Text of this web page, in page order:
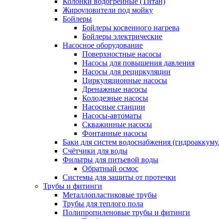
Жироуловители под мойку
Бойлеры
Бойлеры косвенного нагрева
Бойлеры электрические
Насосное оборудование
Поверхностные насосы
Насосы для повышения давления
Насосы для рециркуляции
Циркуляционные насосы
Дренажные насосы
Колодезные насосы
Насосные станции
Насосы-автоматы
Скважинные насосы
Фонтанные насосы
Баки для систем водоснабжения
Счётчики для воды
Фильтры для питьевой воды
Обратный осмос
Системы для защиты от протечки
Трубы и фитинги
Металлопластиковые трубы
Трубы для теплого пола
Полипропиленовые трубы и фитинги